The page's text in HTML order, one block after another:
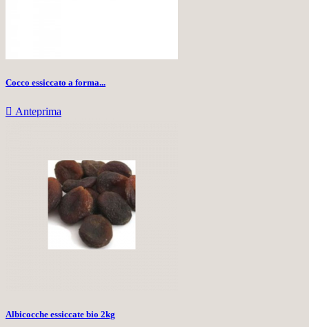
Cocco essiccato a forma...
 Anteprima
Albicocche essiccate bio 2kg